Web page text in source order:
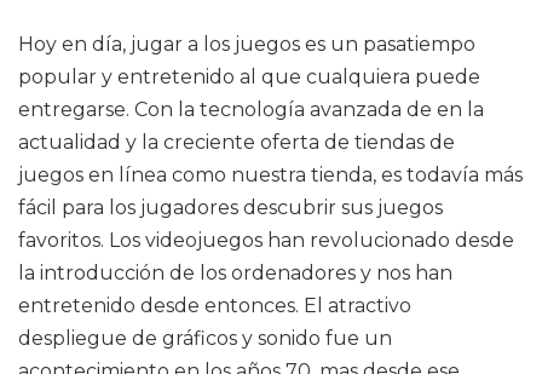
Hoy en día, jugar a los juegos es un pasatiempo
popular y entretenido al que cualquiera puede
entregarse. Con la tecnología avanzada de en la
actualidad y la creciente oferta de tiendas de
juegos en línea como nuestra tienda, es todavía más
fácil para los jugadores descubrir sus juegos
favoritos. Los videojuegos han revolucionado desde
la introducción de los ordenadores y nos han
entretenido desde entonces. El atractivo
despliegue de gráficos y sonido fue un